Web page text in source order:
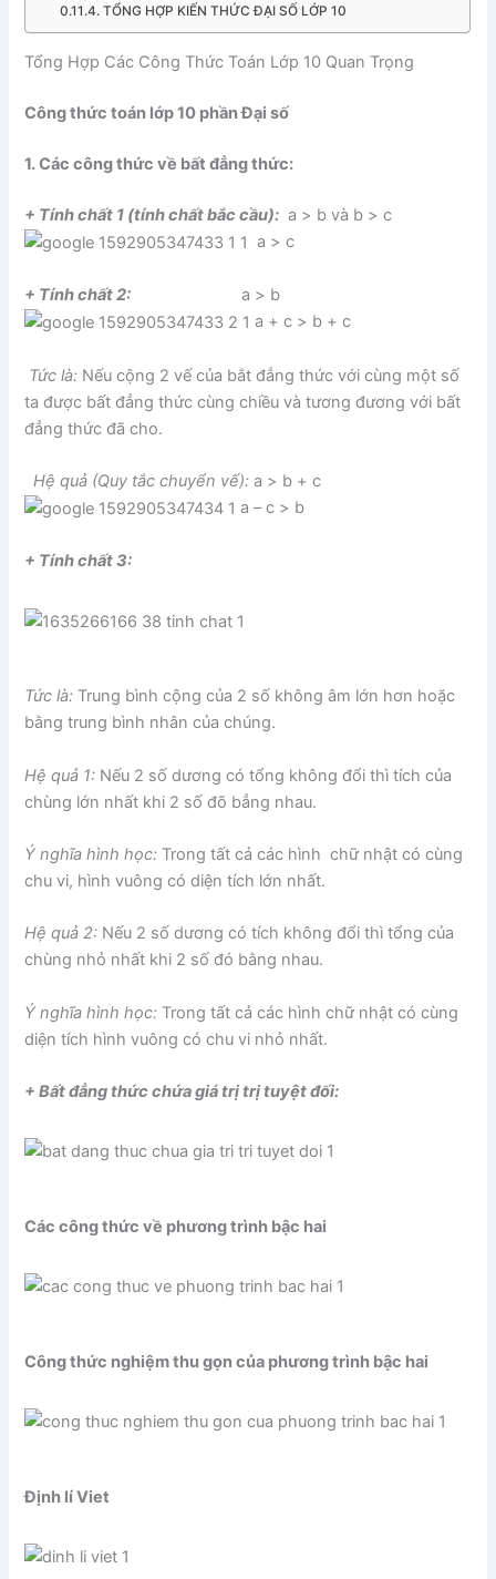
TỔNG HỢP KIẾN THỨC ĐẠI SỐ LỚP 10
Tổng Hợp Các Công Thức Toán Lớp 10 Quan Trọng
Công thức toán lớp 10 phần Đại số
1. Các công thức về bất đẳng thức:
+ Tính chất 1 (tính chất bắc cầu): a > b và b > c
a > c
+ Tính chất 2: a > b
a + c > b + c
Tức là: Nếu cộng 2 vế của bắt đẳng thức với cùng một số
ta được bất đẳng thức cùng chiều và tương đương với bất
đẳng thức đã cho.
Hệ quả (Quy tắc chuyển vế): a > b + c
a – c > b
+ Tính chất 3:
Tức là: Trung bình cộng của 2 số không âm lớn hơn hoặc
bằng trung bình nhân của chúng.
Hệ quả 1: Nếu 2 số dương có tổng không đổi thì tích của
chùng lớn nhất khi 2 số đõ bẳng nhau.
Ý nghĩa hình học: Trong tất cả các hình chữ nhật có cùng
chu vi, hình vuông có diện tích lớn nhất.
Hệ quả 2: Nếu 2 số dương có tích không đổi thì tổng của
chùng nhỏ nhất khi 2 số đó bằng nhau.
Ý nghĩa hình học: Trong tất cả các hình chữ nhật có cùng
diện tích hình vuông có chu vi nhỏ nhất.
+ Bất đẳng thức chứa giá trị trị tuyệt đối:
Các công thức về phương trình bậc hai
Công thức nghiệm thu gọn của phương trình bậc hai
Định lí Viet